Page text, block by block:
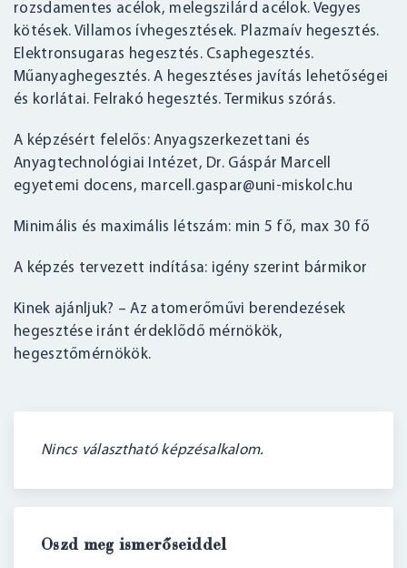
rozsdamentes acélok, melegszilárd acélok. Vegyes
kötések. Villamos ívhegesztések. Plazmaív hegesztés.
Elektronsugaras hegesztés. Csaphegesztés.
Műanyaghegesztés. A hegesztéses javítás lehetőségei
és korlátai. Felrakó hegesztés. Termikus szórás.
A képzésért felelős: Anyagszerkezettani és
Anyagtechnológiai Intézet, Dr. Gáspár Marcell
egyetemi docens, marcell.gaspar@uni-miskolc.hu
Minimális és maximális létszám: min 5 fő, max 30 fő
A képzés tervezett indítása: igény szerint bármikor
Kinek ajánljuk? – Az atomerőművi berendezések
hegesztése iránt érdeklődő mérnökök,
hegesztőmérnökök.
Nincs választható képzésalkalom.
Oszd meg ismerőseiddel